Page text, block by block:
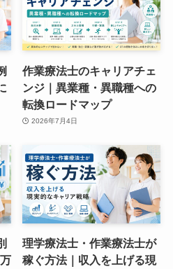
作業療法士のキャリアチェ
ンジ｜異業種・異職種への
転換ロードマップ
2026年7月4日
理学療法士・作業療法士が
稼ぐ方法｜収入を上げる現